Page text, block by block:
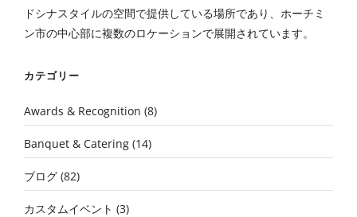
ドシナスタイルの空間で提供している場所であり、ホーチミ
ン市の中心部に複数のロケーションで展開されています。
カテゴリー
Awards & Recognition (8)
Banquet & Catering (14)
ブログ (82)
カスタムイベント (3)